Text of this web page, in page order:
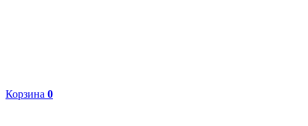
Корзина 0